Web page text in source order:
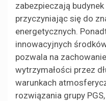
zabezpieczają
przyczyniając się do
energetycznych.
innowacyjnych
pozwala na
wytrzymałości przez
warunkach
rozwiązania grupy